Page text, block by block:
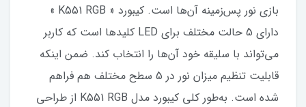
بازی نور پس‌زمینه آن‌ها است. کیبورد « K551 RGB »
دارای 5 حالت مختلف برای LED کلیدها است که کاربر
می‌تواند با سلیقه خود آن‌ها را انتخاب کند. ضمن اینکه
قابلیت تنظیم میزان نور در 5 سطح مختلف هم فراهم
شده است. به‌طور کلی کیبورد مدل K551 RGB از طراحی